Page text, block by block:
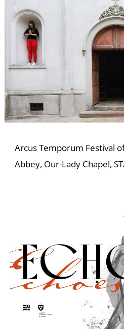
Arcus Temporum Festival
Abbey, Our-Lady Chapel,